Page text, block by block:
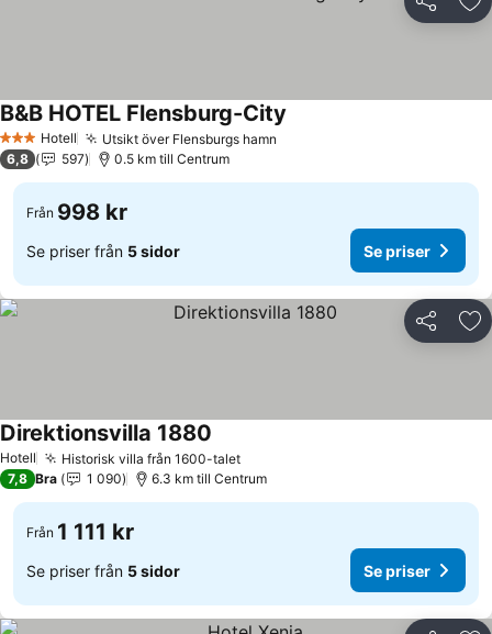
Dela
3 StjärnorHotell Utsikt över Flensburgs hamn
B&B HOTEL Flensburg-City
6,8 597 0.5 km till Centrum
Från 998 kr
Se priser från 5 sidor Se priser
Dela
Hotell Historisk villa från 1600-talet
Direktionsvilla 1880
7,8 Bra 1 090 6.3 km till Centrum
Från 1 111 kr
Se priser från 5 sidor Se priser